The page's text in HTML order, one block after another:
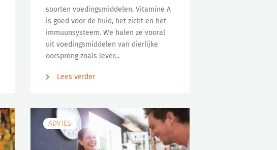
soorten voedingsmiddelen. Vitamine A
is goed voor de huid, het zicht en het
immuunsysteem. We halen ze vooral
uit voedingsmiddelen van dierlijke
oorsprong zoals lever...
Lees verder
ADVIES